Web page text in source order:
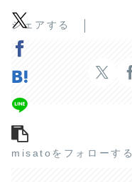
シェアする
misatoをフォローする